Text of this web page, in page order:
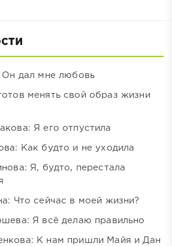
Он дал мне любовь
менять свой образ жизни
Я его отпустила
Как будто и не уходила
Я, будто, перестала
Что сейчас в моей жизни?
Я всё делаю правильно
К нам пришли Майя и Дан